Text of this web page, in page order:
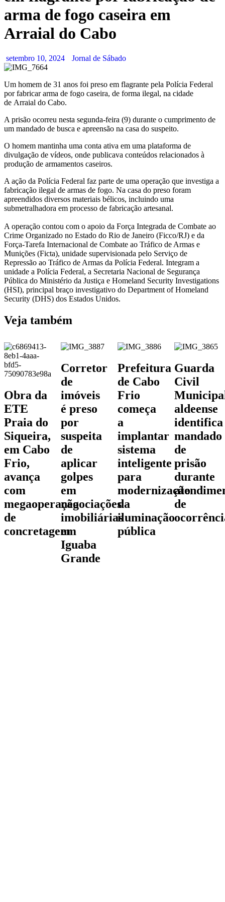
arma de fogo caseira em
Arraial do Cabo
setembro 10, 2024 Jornal de Sábado
Um homem de 31 anos foi preso em flagrante pela Polícia Federal
por fabricar arma de fogo caseira, de forma ilegal, na cidade
de Arraial do Cabo.
A prisão ocorreu nesta segunda-feira (9) durante o cumprimento de
um mandado de busca e apreensão na casa do suspeito.
O homem mantinha uma conta ativa em uma plataforma de
divulgação de vídeos, onde publicava conteúdos relacionados à
produção de armamentos caseiros.
A ação da Polícia Federal faz parte de uma operação que investiga a
fabricação ilegal de armas de fogo. Na casa do preso foram
apreendidos diversos materiais bélicos, incluindo uma
submetralhadora em processo de fabricação artesanal.
A operação contou com o apoio da Força Integrada de Combate ao
Crime Organizado no Estado do Rio de Janeiro (Ficco/RJ) e da
Força-Tarefa Internacional de Combate ao Tráfico de Armas e
Munições (Ficta), unidade supervisionada pelo Serviço de
Repressão ao Tráfico de Armas da Polícia Federal. Integram a
unidade a Polícia Federal, a Secretaria Nacional de Segurança
Pública do Ministério da Justiça e Homeland Security Investigations
(HSI), principal braço investigativo do Department of Homeland
Security (DHS) dos Estados Unidos.
Veja também
Obra da
ETE
Praia do
Siqueira,
em Cabo
Frio,
avança
com
megaoperação
de
concretagem
Corretor
de
imóveis
é preso
por
suspeita
de
aplicar
golpes
em
negociações
imobiliárias
em
Iguaba
Grande
Prefeitura
de Cabo
Frio
começa
a
implantar
sistema
inteligente
para
modernização
da
iluminação
pública
Guarda
Civil
aldeense
identifica
mandado
de
prisão
durante
de